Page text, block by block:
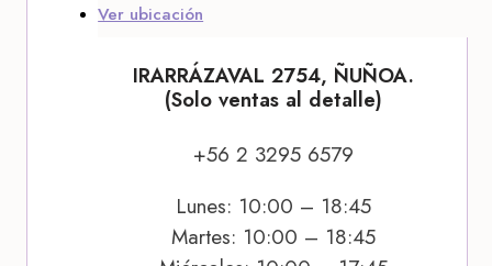
Ver ubicación
IRARRÁZAVAL 2754, ÑUÑOA.
(Solo ventas al detalle)
+56 2 3295 6579
Lunes: 10:00 – 18:45
Martes: 10:00 – 18:45